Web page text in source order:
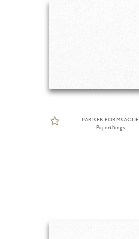
PARISER FORMSACHE
Paperthings